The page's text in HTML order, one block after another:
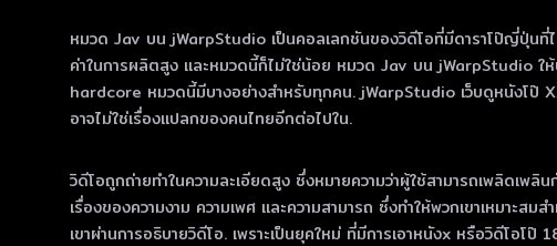
หมวด Jav บน jWarpStudio เป็นคอลเลกชันของวิดีโอที่มีดาราโป๊ญี่ปุ่น
ค่าในการผลิตสูง และหมวดนี้ก็ไม่ใช่น้อย หมวด Jav บน jWarpStudio
hardcore หมวดนี้มีบางอย่างสําหรับทุกคน. jWarpStudio เว็บดูหนังโป๊
อาจไม่ใช่เรื่องแปลกของคนไทยอีกต่อไปใน.
วิดีโอถูกถ่ายทําในความละเอียดสูง ซึ่งหมายความว่าผู้ใช้สามารถเพลิดเ
เรื่องของความงาม ความเพศ และความสามารถ ซึ่งทําให้พวกเขาเหมาะส
เขาผ่านการอธิบายวิดีโอ. เพราะเป็นยุคใหม่ ที่มีการเอาหนังx หรือวิดีโอโ